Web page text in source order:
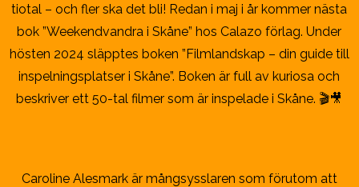
tiotal – och fler ska det bli! Redan i maj i år kommer nästa
bok ”Weekendvandra i Skåne” hos Calazo förlag. Under
hösten 2024 släpptes boken ”Filmlandskap – din guide till
inspelningsplatser i Skåne”. Boken är full av kuriosa och
beskriver ett 50-tal filmer som är inspelade i Skåne. 🎬🎥
Caroline Alesmark är mångsysslaren som förutom att